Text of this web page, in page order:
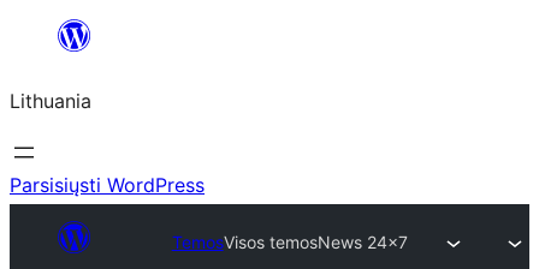
turinio
Lithuania
Parsisiųsti WordPress
TemosVisos temosNews 24×7